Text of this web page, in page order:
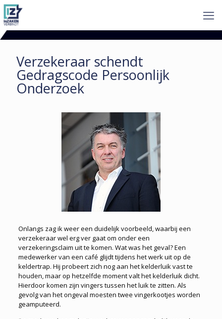
Verzekeraar schendt
Gedragscode Persoonlijk
Onderzoek
Onlangs zag ik weer een duidelijk voorbeeld, waarbij een
verzekeraar wel erg ver gaat om onder een
verzekeringsclaim uit te komen. Wat was het geval? Een
medewerker van een café glijdt tijdens het werk uit op de
keldertrap. Hij probeert zich nog aan het kelderluik vast te
houden, maar op hetzelfde moment valt het kelderluik dicht.
Hierdoor komen zijn vingers tussen het luik te zitten. Als
gevolg van het ongeval moesten twee vingerkootjes worden
geamputeerd.